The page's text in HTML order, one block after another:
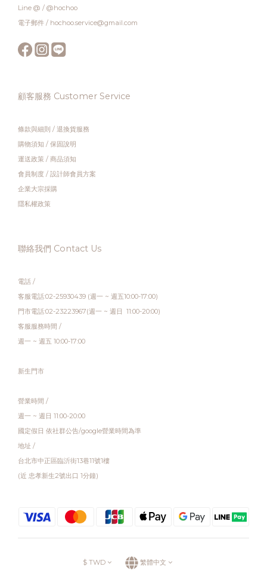
Line @ / @hochoo
電子郵件 / hochoo.service@gmail.com
顧客服務 Customer Service
條款與細則 / 退換貨服務
購物須知 / 保固說明
運送政策 / 商品須知
會員制度 / 設計師會員方案
企業大宗採購
隱私權政策
聯絡我們 Contact Us
電話 /
客服電話:02-25930439 (週一 ~ 週五10:00-17:00)
門市電話:02-23223967(週一 ~ 週日 11:00-20:00)
客服服務時間 /
週一 ~ 週五 10:00-17:00
新生門市
營業時間 /
週一 ~ 週日 11:00-20:00
國定假日 依社群公告/google營業時間為準
地址 /
台北市中正區臨沂街13巷11號1樓
(近 忠孝新生2號出口 1分鐘)
$ TWD 繁體中文